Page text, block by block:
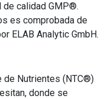
de calidad GMP®.
es comprobada de
ELAB Analytic GmbH.
de Nutrientes (NTC®)
donde se